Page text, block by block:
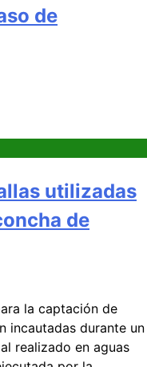
de
utilizadas
de
la captación de
incautadas durante un
realizado en aguas